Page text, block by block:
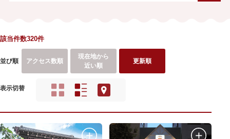
該当件数320件
並び順 アクセス数順
現在地から
近い順
更新順
表示切替